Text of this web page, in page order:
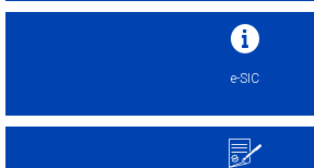
e-SIC